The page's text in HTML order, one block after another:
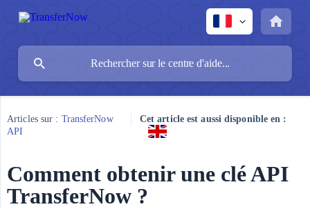
Articles sur : TransferNow
API
Cet article est aussi disponible en :
Comment obtenir une clé API
TransferNow ?